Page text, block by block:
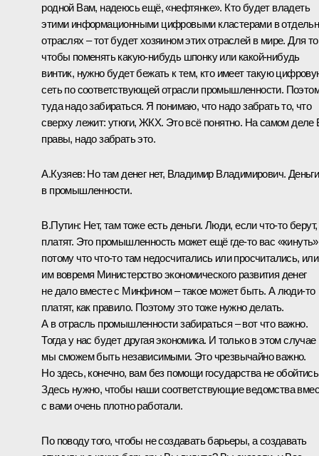
родной Вам, надеюсь ещё, «нефтянке». Кто будет владеть
этими информационными цифровыми кластерами в
отраслях – тот будет хозяином этих отраслей в мире. Для
чтобы поменять какую-нибудь шпонку или какой-нибудь
винтик, нужно будет бежать к тем, кто имеет такую
сеть по соответствующей отрасли промышленности.
туда надо забираться. Я понимаю, что надо забрать то, что
сверху лежит: утюги, ЖКХ. Это всё понятно. На самом деле
правы, надо забрать это.
А.Кузяев: Но там денег нет, Владимир Владимирович.
в промышленности.
В.Путин: Нет, там тоже есть деньги. Люди, если что‑то берут,
платят. Это промышленность может ещё где‑то вас
потому что что‑то там недосчитались или просчитались, или
им вовремя Министерство экономического развития денег
не дало вместе с Минфином – такое может быть. А люди‑то
платят, как правило. Поэтому это тоже нужно делать.
А в отрасль промышленности забираться – вот что важно.
Тогда у нас будет другая экономика. И только в этом случае
мы сможем быть независимыми. Это чрезвычайно важно.
Но здесь, конечно, вам без помощи государства не
Здесь нужно, чтобы наши соответствующие ведомства
с вами очень плотно работали.
По поводу того, чтобы не создавать барьеры, а создавать